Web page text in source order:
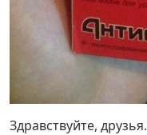
Здравствуйте, друзья.